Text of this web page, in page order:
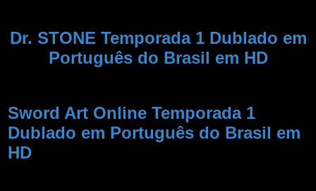
Dr. STONE Temporada 1 Dublado em
Português do Brasil em HD
Sword Art Online Temporada 1
Dublado em Português do Brasil em
HD